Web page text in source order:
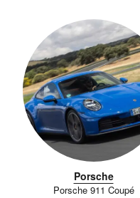
Porsche
Porsche 911 Coupé